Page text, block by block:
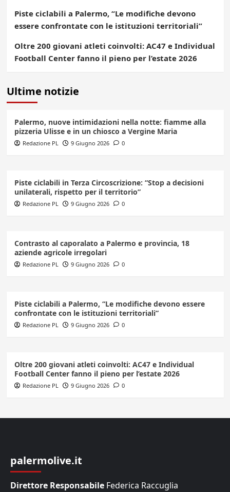
Piste ciclabili a Palermo, “Le modifiche devono
essere confrontate con le istituzioni territoriali”
Oltre 200 giovani atleti coinvolti: AC47 e Individual
Football Center fanno il pieno per l’estate 2026
Ultime notizie
Palermo, nuove intimidazioni nella notte: fiamme alla
pizzeria Ulisse e in un chiosco a Vergine Maria
Redazione PL 9 Giugno 2026 0
Piste ciclabili in Terza Circoscrizione: “Stop a decisioni
unilaterali, rispetto per il territorio”
Redazione PL 9 Giugno 2026 0
Contrasto al caporalato a Palermo e provincia, 18
aziende agricole irregolari
Redazione PL 9 Giugno 2026 0
Piste ciclabili a Palermo, “Le modifiche devono essere
confrontate con le istituzioni territoriali”
Redazione PL 9 Giugno 2026 0
Oltre 200 giovani atleti coinvolti: AC47 e Individual
Football Center fanno il pieno per l’estate 2026
Redazione PL 9 Giugno 2026 0
palermolive.it
Direttore Responsabile Federica Raccuglia